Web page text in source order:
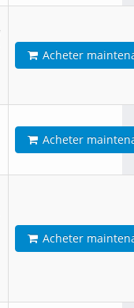
Acheter
Acheter
Acheter